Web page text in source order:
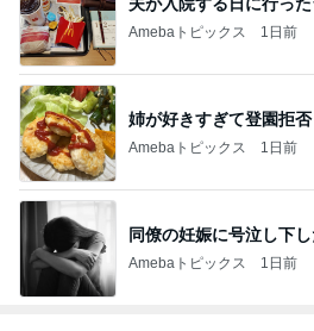
Amebaトピックス 1日前
姉が好きすぎて登園拒
Amebaトピックス 1日前
同僚の妊娠に号泣し下
Amebaトピックス 1日前